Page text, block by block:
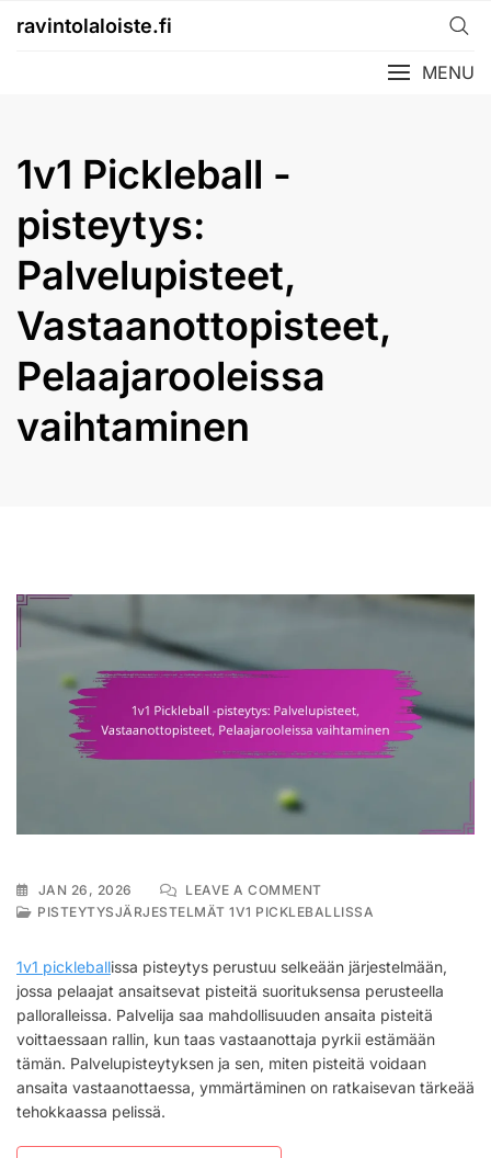
ravintolaloiste.fi
MENU
1v1 Pickleball -
pisteytys:
Palvelupisteet,
Vastaanottopisteet,
Pelaajarooleissa
vaihtaminen
JAN 26, 2026 LEAVE A COMMENTON
1V1
PISTEYTYS:
PALVELUPISTEET,
VASTAANOTTOPISTEET,
PELAAJAROOLEISSA
VAIHTAMINEN
PISTEYTYSJÄRJESTELMÄT 1V1 PICKLEBALLISSA
1v1 pickleballissa pisteytys perustuu selkeään järjestelmään,
jossa pelaajat ansaitsevat pisteitä suorituksensa perusteella
palloralleissa. Palvelija saa mahdollisuuden ansaita pisteitä
voittaessaan rallin, kun taas vastaanottaja pyrkii estämään
tämän. Palvelupisteytyksen ja sen, miten pisteitä voidaan
ansaita vastaanottaessa, ymmärtäminen on ratkaisevan tärkeää
tehokkaassa pelissä.